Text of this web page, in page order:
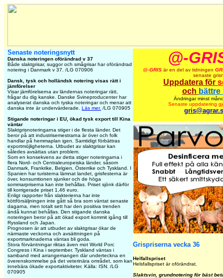
Senaste noteringsnytt
Danska noteringen oförändrad v 37
Både slaktgrisar, suggor och smågrisar har oförändrad
notering i Danmark v 37. /LG 070906
Dansk, tysk och holländsk notering visas rätt i
jämförelser
Visar jämförelserna av ländernas noteringar rätt,
frågar du dig kanske. Danske Svineproducenter har
analyserat danska och tyska noteringar och menar att
danska inte är undervärderade. Läs mer. /LG 070905
Stigande noteringar i EU, ökad tysk export till Kina
väntar
Slaktgrisnoteringarna stiger i de flesta länder. Det
beror på att industrisemestrarna är över och folk
handlar på hemmaplan igen. Samtidigt förbättras
exportmöjligheterna. Utbudet av slaktgrisar kan
således avsättas utan problem.
Som en konsekvens av detta stiger noteringarna i
flera Nord- och Centraleuropeiska länder, såsom
Danmark, Frankrike, Belgien, Österrike och Tyskland. I
Spanien har turisterna lämnat landet, grisfesterna är
över, konsumtionen sjunker och de höga
sommarpriserna kan inte behållas. Priset sjönk därför
till korrigerade priset 1,46 euro.
Enligt rapporter från slakterierna har inte
köttförsäljningen inte gått så bra som väntat senaste
dagarna, men totalt sett har den positiva trenden
ändå kunnat behållas. Den stigande danska
noteringen beror på att ökad export kommit igång till
Ryssland och Japan.
Prognosen är att utbudet av slaktgrisar ökar de
närmaste veckorna och avsättningen på
exportmarknaderna väntas bli goda.
Stora förväntningar riktas även mot World Porc
Congress i Kina i september. Tyskland väntas i
samband med arrangemangen där underteckna en
överenskommelse på det veterinära området, som kan
innebära ökade exportaktiviteter. Källa: ISN. /LG
070905
@-
@-GRIS är en del av tidningen
senaste
Uppdatera för
och bättre
Ändringar minst
Senaste uppdatering
Grispriserna vecka 36
Helfallspriset
Helsfallspriset är oförändrat.
Slaktsvin, grundnotering för bäst